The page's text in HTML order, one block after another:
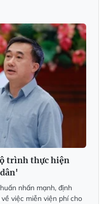
trình thực hiện
nhấn mạnh, định
việc miễn viện phí cho